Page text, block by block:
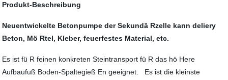
Produkt-Beschreibung
Neuentwickelte Betonpumpe der Sekundä Rzelle kann deliery
Beton, Mö Rtel, Kleber, feuerfestes Material, etc.
Es ist fü R feinen konkreten Steintransport fü R das hö Here
Aufbaufuß Boden-Spaltegieß En geeignet. Es ist die kleinste